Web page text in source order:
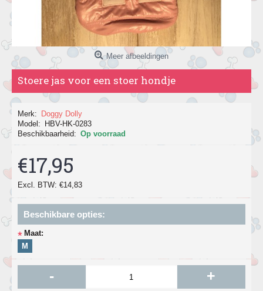
Meer afbeeldingen
Stoere jas voor een stoer hondje
Merk:
Doggy Dolly
Model:
HBV-HK-0283
Beschikbaarheid: Op voorraad
€17,95
Excl. BTW: €14,83
Beschikbare opties:
* Maat:
M
- +